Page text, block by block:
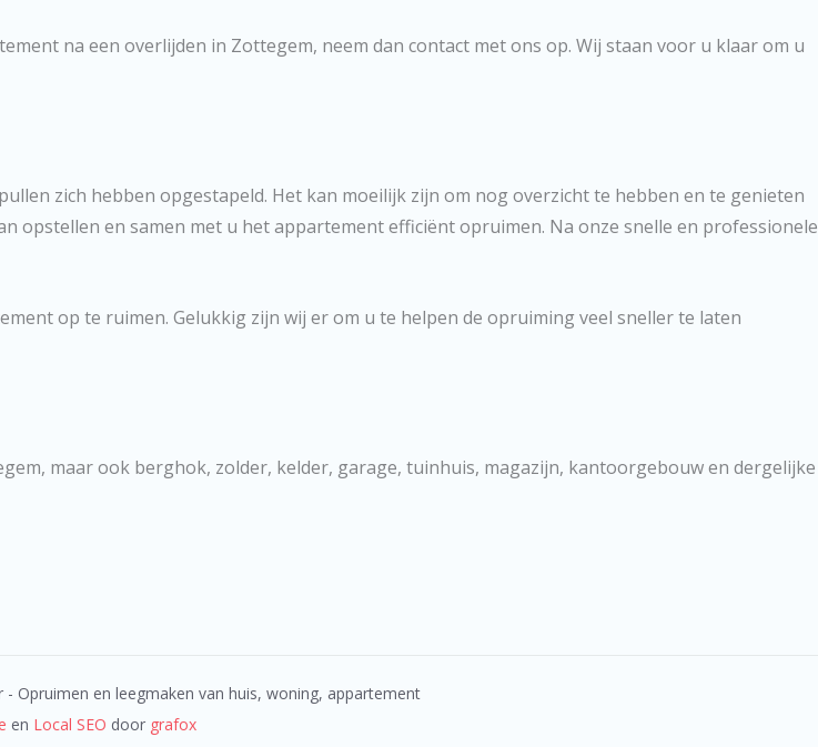
na een overlijden in Zottegem, neem dan contact met ons op. Wij staan voor u klaar om u
zich hebben opgestapeld. Het kan moeilijk zijn om nog overzicht te hebben en te genieten
opstellen en samen met u het appartement efficiënt opruimen. Na onze snelle en professionele
op te ruimen. Gelukkig zijn wij er om u te helpen de opruiming veel sneller te laten
maar ook berghok, zolder, kelder, garage, tuinhuis, magazijn, kantoorgebouw en dergelijke
Opruimen en leegmaken van huis, woning, appartement
en Local SEO door grafox